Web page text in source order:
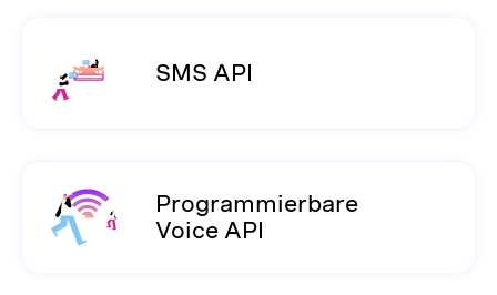
SMS API
Programmierbare
Voice API